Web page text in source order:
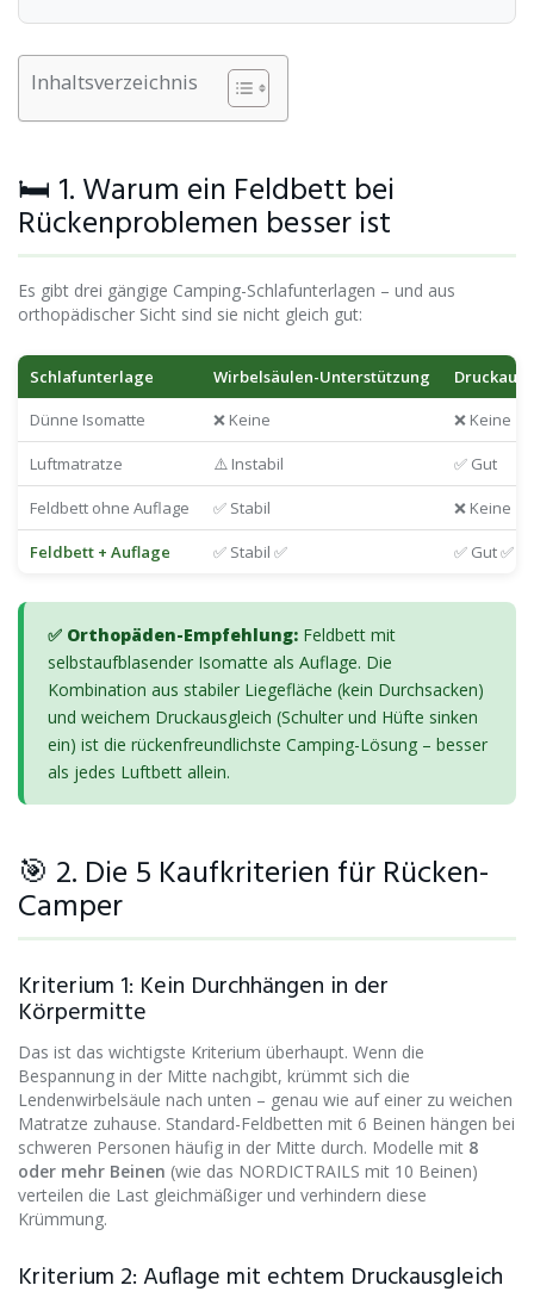
Inhaltsverzeichnis
🛏️ 1. Warum ein Feldbett bei
Rückenproblemen besser ist
Es gibt drei gängige Camping-Schlafunterlagen – und aus
orthopädischer Sicht sind sie nicht gleich gut:
Schlafunterlage Wirbelsäulen-Unterstützung
Dünne Isomatte
❌ Keine ❌ Keine
Luftmatratze ⚠️ Instabil ✅ Gut
Feldbett ohne Auflage ✅ Stabil ❌ Keine
Feldbett + Auflage ✅ Stabil ✅ ✅ Gut ✅
✅ Orthopäden-Empfehlung: Feldbett mit
selbstaufblasender Isomatte als Auflage. Die
Kombination aus stabiler Liegefläche (kein Durchsacken)
und weichem Druckausgleich (Schulter und Hüfte sinken
ein) ist die rückenfreundlichste Camping-Lösung – besser
als jedes Luftbett allein.
🎯 2. Die 5 Kaufkriterien für Rücken-
Camper
Kriterium 1: Kein Durchhängen in der
Körpermitte
Das ist das wichtigste Kriterium überhaupt. Wenn die
Bespannung in der Mitte nachgibt, krümmt sich die
Lendenwirbelsäule nach unten – genau wie auf einer zu weichen
Matratze zuhause. Standard-Feldbetten mit 6 Beinen hängen bei
schweren Personen häufig in der Mitte durch. Modelle mit 8
oder mehr Beinen (wie das NORDICTRAILS mit 10 Beinen)
verteilen die Last gleichmäßiger und verhindern diese
Krümmung.
Kriterium 2: Auflage mit echtem Druckausgleich